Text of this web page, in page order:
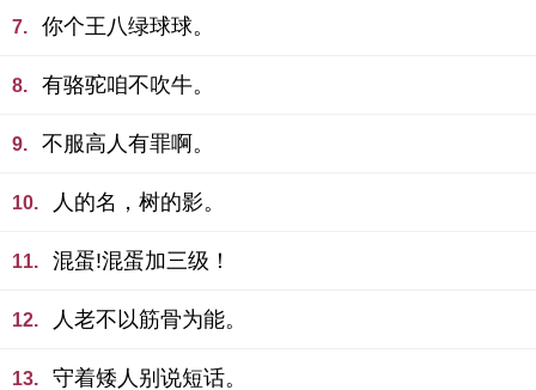
7. 你个王八绿球球。
8. 有骆驼咱不吹牛。
9. 不服高人有罪啊。
10. 人的名，树的影。
11. 混蛋!混蛋加三级！
12. 人老不以筋骨为能。
13. 守着矮人别说短话。